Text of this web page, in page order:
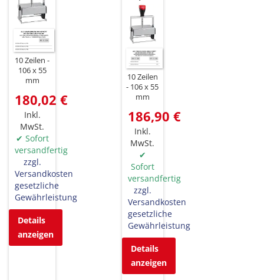
10 Zeilen
106 x 55
mm
180,02 €
Inkl.
MwSt.
✔ Sofort
versandfertig
zzgl.
Versandkosten
gesetzliche
Gewährleistung
Details
anzeigen
10 Zeilen
106 x 55
mm
186,90 €
Inkl.
MwSt.
✔
Sofort
versandfertig
zzgl.
Versandkosten
gesetzliche
Gewährleistung
Details
anzeigen